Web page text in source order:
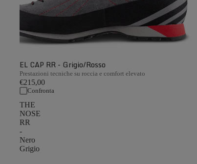
EL CAP RR - Grigio/Rosso
Prestazioni tecniche su roccia e comfort elevato
€215,00
Confronta
THE
NOSE
RR
-
Nero
Grigio